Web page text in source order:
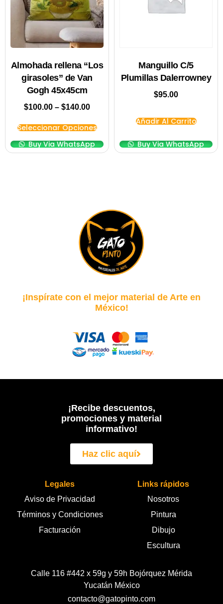
Almohada rellena “Los
girasoles” de Van
Gogh 45x45cm
$100.00 – $140.00
Seleccionar Opciones
Buy Via WhatsApp
Manguillo C/5
Plumillas Dalerrowney
$95.00
Añadir Al Carrito
Buy Via WhatsApp
¡Inspírate con el mejor material de Arte en
México!
¡Recibe descuentos,
promociones y material
informativo!
Haz clic aquí
Legales
Aviso de Privacidad
Términos y Condiciones
Facturación
Links rápidos
Nosotros
Pintura
Dibujo
Escultura
Calle 116 #442 x 59g y 59h Bojórquez Mérida
Yucatán México
contacto@gatopinto.com